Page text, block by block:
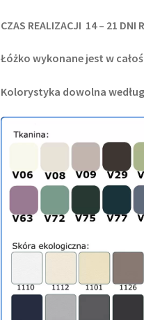
CZAS REALIZACJI 14 – 21 DNI
Łóżko wykonane jest w
Kolorystyka dowolna